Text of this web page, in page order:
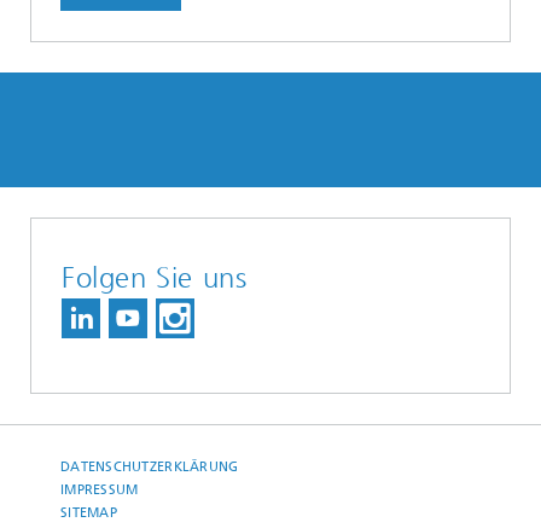
Folgen Sie uns
DATENSCHUTZERKLÄRUNG
IMPRESSUM
SITEMAP